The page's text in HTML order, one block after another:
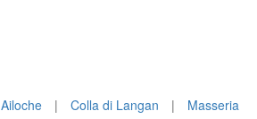
Ailoche | Colla di Langan |
Masseria